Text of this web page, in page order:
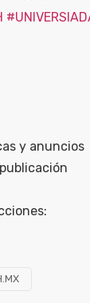
y anuncios